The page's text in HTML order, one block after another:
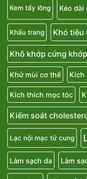
Kem tẩy lông Kéo dài
Khẩu trang Khó tiêu
Khô khớp cứng khớp
Khử mùi cơ thể Kích
Kích thích mọc tóc
Kiểm soát
Lạc nội mạc tử cung
Làm sạch da Làm